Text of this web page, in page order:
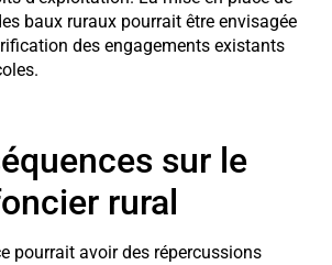
baux ruraux pourrait être envisagée
des engagements existants
sur le
rural
pourrait avoir des répercussions